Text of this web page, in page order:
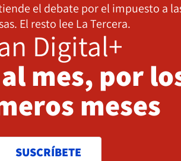
el debate por el impuesto a
El resto lee La Tercera.
Digital+
mes, por
meses
SUSCRÍBETE